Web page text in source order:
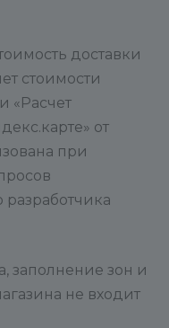
доставки
стоимости
«Расчет
от
при
заполнение зон и
не входит